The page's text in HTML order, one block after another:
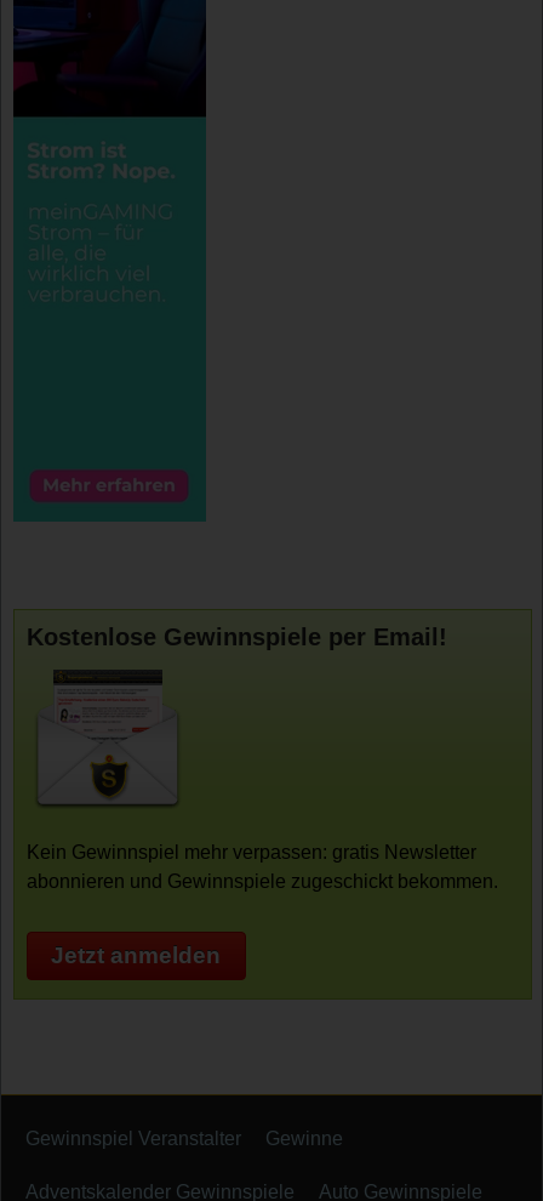
Kostenlose Gewinnspiele per Email!
Kein Gewinnspiel mehr verpassen: gratis Newsletter
abonnieren und Gewinnspiele zugeschickt bekommen.
Jetzt anmelden
Gewinnspiel Veranstalter Gewinne
Adventskalender Gewinnspiele Auto Gewinnspiele